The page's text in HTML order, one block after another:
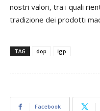
nostri valori, tra i quali
tradizione dei prodotti
TAG dop igp
Facebook